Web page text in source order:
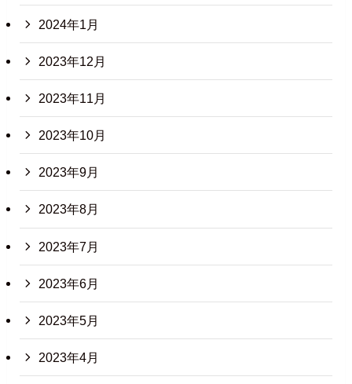
2024年1月
2023年12月
2023年11月
2023年10月
2023年9月
2023年8月
2023年7月
2023年6月
2023年5月
2023年4月